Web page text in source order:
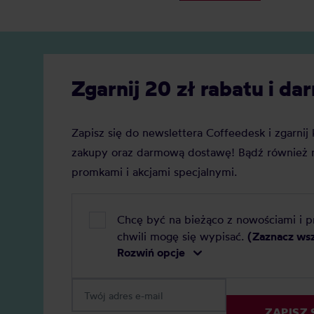
którą najlepiej wybrać do domu?
Zgarnij 20 zł rabatu i
Zapisz się do newslettera Coffeedesk i
zakupy oraz darmową dostawę! Bądź również
promkami i akcjami specjalnymi.
Chcę być na bieżąco z nowościami i
chwili mogę się wypisać. (Zaznacz
Rozwiń opcje